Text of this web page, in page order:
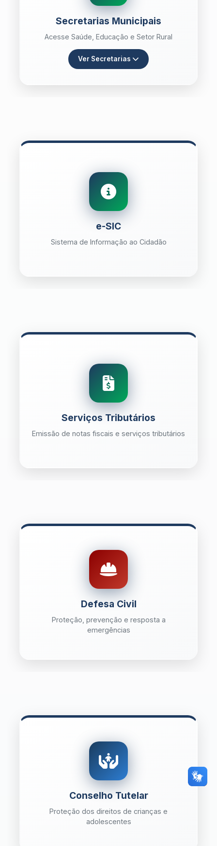
Secretarias Municipais
Acesse Saúde, Educação e Setor Rural
Ver Secretarias
e-SIC
Sistema de Informação ao Cidadão
Serviços Tributários
Emissão de notas fiscais e serviços tributários
Defesa Civil
Proteção, prevenção e resposta a
emergências
Conselho Tutelar
Proteção dos direitos de crianças e
adolescentes